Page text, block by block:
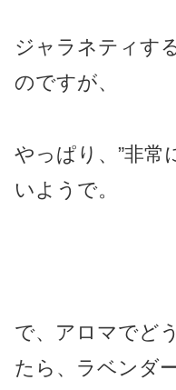
ジャラネティす
のですが、
やっぱり、”非常
いようで。
で、アロマでど
たら、ラベンダ